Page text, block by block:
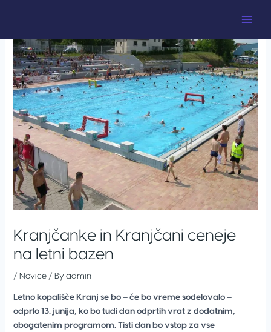
Kranjčanke in Kranjčani ceneje
na letni bazen
/ Novice/ By admin
Letno kopališče Kranj se bo – če bo vreme sodelovalo –
odprlo 13. junija, ko bo tudi dan odprtih vrat z dodatnim,
obogatenim programom. Tisti dan bo vstop za vse